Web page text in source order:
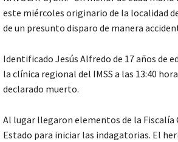
este miércoles originario de la localidad
de un presunto disparo de manera
Identificado Jesús Alfredo de 17 años de
la clínica regional del IMSS a las 13:40
declarado muerto.
Al lugar llegaron elementos de la Fiscalía
Estado para iniciar las indagatorias. El